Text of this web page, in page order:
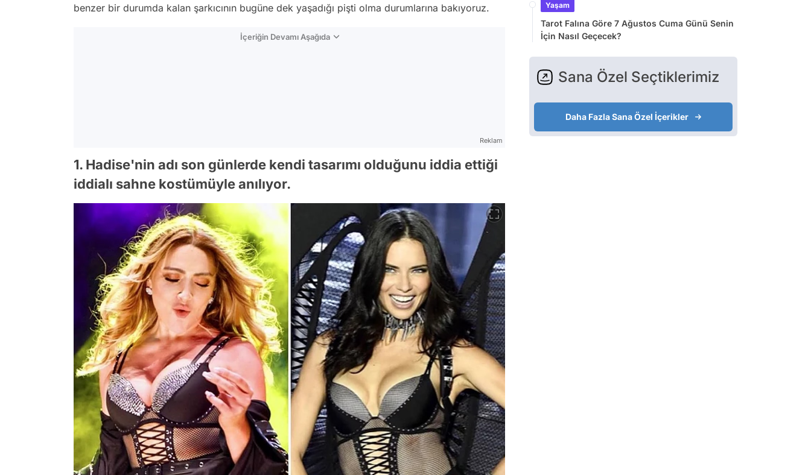
benzer bir durumda kalan şarkıcının bugüne dek yaşadığı pişti olma durumlarına bakıyoruz.
İçeriğin Devamı Aşağıda
Reklam
1. Hadise'nin adı son günlerde kendi tasarımı olduğunu iddia ettiği
iddialı sahne kostümüyle anılıyor.
Yaşam
Tarot Falına Göre 7 Ağustos Cuma Günü Senin
İçin Nasıl Geçecek?
Sana Özel Seçtiklerimiz
Daha Fazla Sana Özel İçerikler